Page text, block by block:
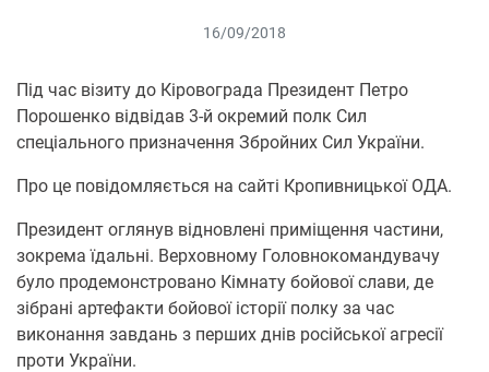
16/09/2018
Під час візиту до Кіровограда Президент Петро
Порошенко відвідав 3-й окремий полк Сил
спеціального призначення Збройних Сил України.
Про це повідомляється на сайті Кропивницької ОДА.
Президент оглянув відновлені приміщення частини,
зокрема їдальні. Верховному Головнокомандувачу
було продемонстровано Кімнату бойової слави, де
зібрані артефакти бойової історії полку за час
виконання завдань з перших днів російської агресії
проти України.